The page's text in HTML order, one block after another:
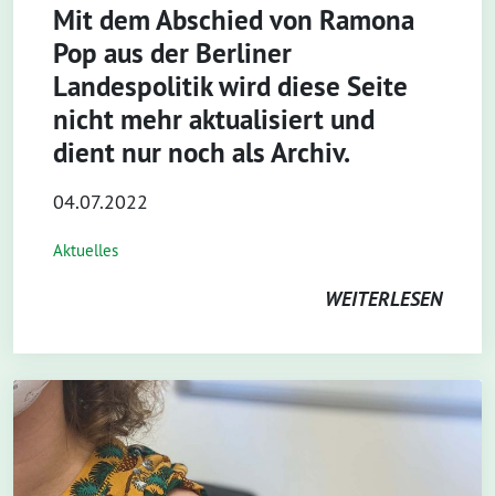
Mit dem Abschied von Ramona
Pop aus der Berliner
Landespolitik wird diese Seite
nicht mehr aktualisiert und
dient nur noch als Archiv.
04.07.2022
Aktuelles
WEITERLESEN